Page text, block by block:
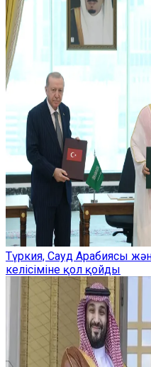
Түркия, Сауд Арабиясы
келісіміне қол қойды